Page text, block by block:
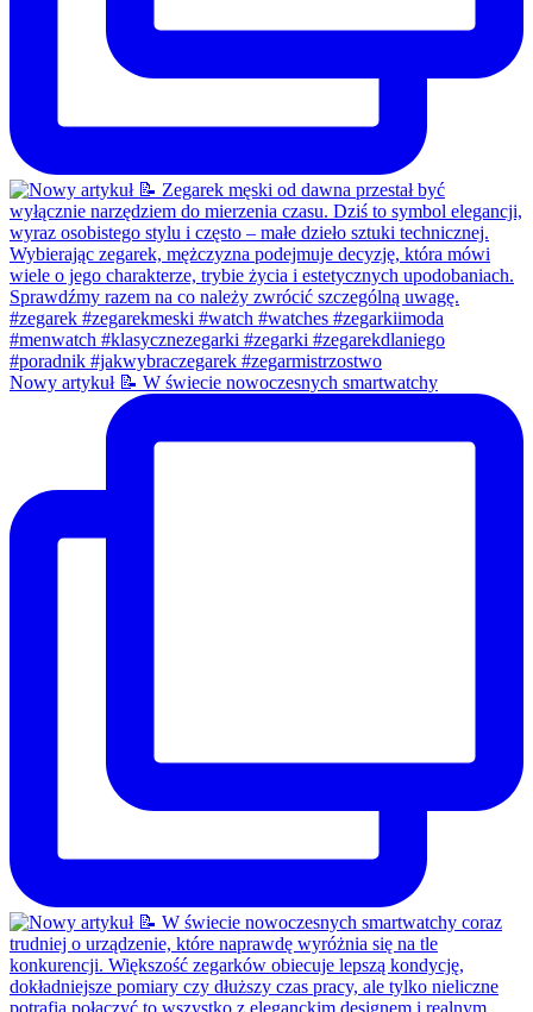
Nowy artykuł 📝 W świecie nowoczesnych smartwatchy